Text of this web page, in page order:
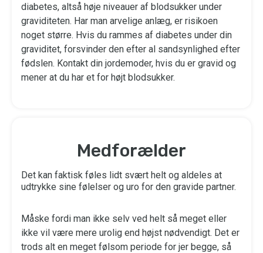
diabetes, altså høje niveauer af blodsukker under
graviditeten. Har man arvelige anlæg, er risikoen
noget større. Hvis du rammes af diabetes under din
graviditet, forsvinder den efter al sandsynlighed efter
fødslen. Kontakt din jordemoder, hvis du er gravid og
mener at du har et for højt blodsukker.
Medforælder
Det kan faktisk føles lidt svært helt og aldeles at
udtrykke sine følelser og uro for den gravide partner.
Måske fordi man ikke selv ved helt så meget eller
ikke vil være mere urolig end højst nødvendigt. Det er
trods alt en meget følsom periode for jer begge, så